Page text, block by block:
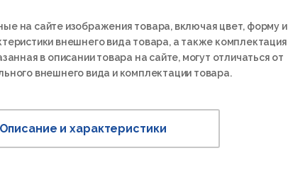
на сайте изображения товара, включая цвет, форму и
внешнего вида товара, а также комплектация
в описании товара на сайте, могут отличаться от
внешнего вида и комплектации товара.
Описание и характеристики